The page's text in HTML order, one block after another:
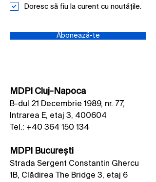
Doresc să fiu la curent cu noutățile.
Abonează-te
MDPI Cluj-Napoca
B-dul 21 Decembrie 1989, nr. 77,
Intrarea E, etaj 3, 400604
Tel.: +40 364 150 134
MDPI București
Strada Sergent Constantin Ghercu
1B, Clădirea The Bridge 3, etaj 6